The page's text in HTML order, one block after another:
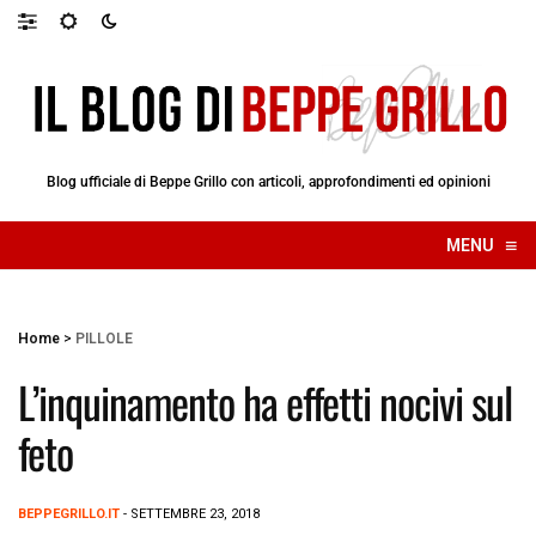
Blog ufficiale di Beppe Grillo con articoli, approfondimenti ed opinioni
MENU ≡
☰
Home > PILLOLE
L’inquinamento ha effetti nocivi sul
feto
BEPPEGRILLO.IT - SETTEMBRE 23, 2018